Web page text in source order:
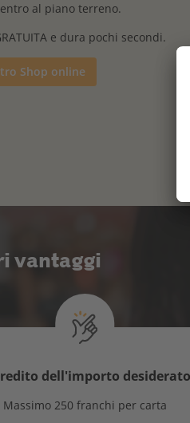
al piano terreno.
e dura pochi secondi.
Shop online
vantaggi
dell'importo desiderato
Massimo 250 franchi per carta